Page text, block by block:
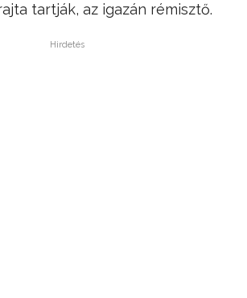
tartják, az igazán rémisztő.
Hirdetés